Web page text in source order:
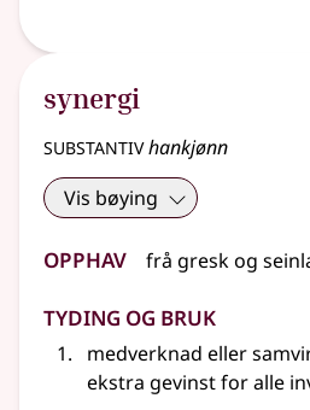
synergi
substantivhankjønn
Vis bøying
Opphav frå greskog
Tyding og bruk
medverknad eller
ekstra gevinst for alle